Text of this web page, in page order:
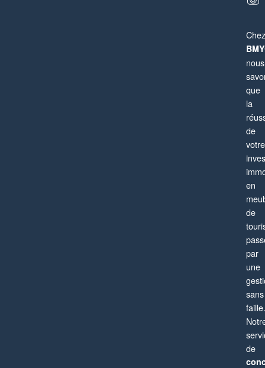
Chez
nous
que
la
de
votre
en
de
par
une
sans
faille.
de